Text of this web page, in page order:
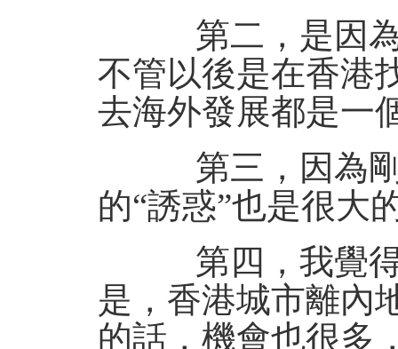
第二，是因為
不管以後是在香港
去海外發展都是一
第三，因為剛
的“誘惑”也是很大
第四，我覺得
是，香港城市離內
的話，機會也很多